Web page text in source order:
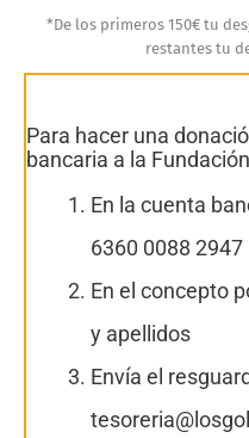
*De los primeros 150€ tu
restantes tu
Para hacer una
bancaria a la
En la cuenta
6360 0088 2947
En el concepto
y apellidos
Envía el